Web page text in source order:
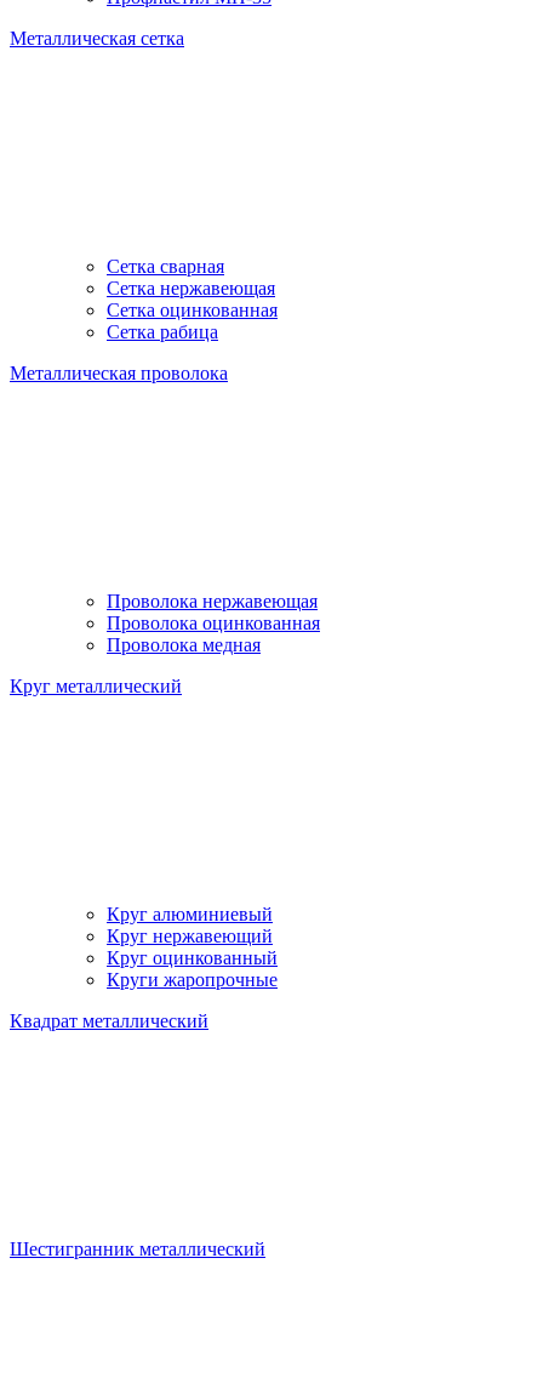
Металлическая сетка
Сетка сварная
Сетка нержавеющая
Сетка оцинкованная
Сетка рабица
Металлическая проволока
Проволока нержавеющая
Проволока оцинкованная
Проволока медная
Круг металлический
Круг алюминиевый
Круг нержавеющий
Круг оцинкованный
Круги жаропрочные
Квадрат металлический
Шестигранник металлический